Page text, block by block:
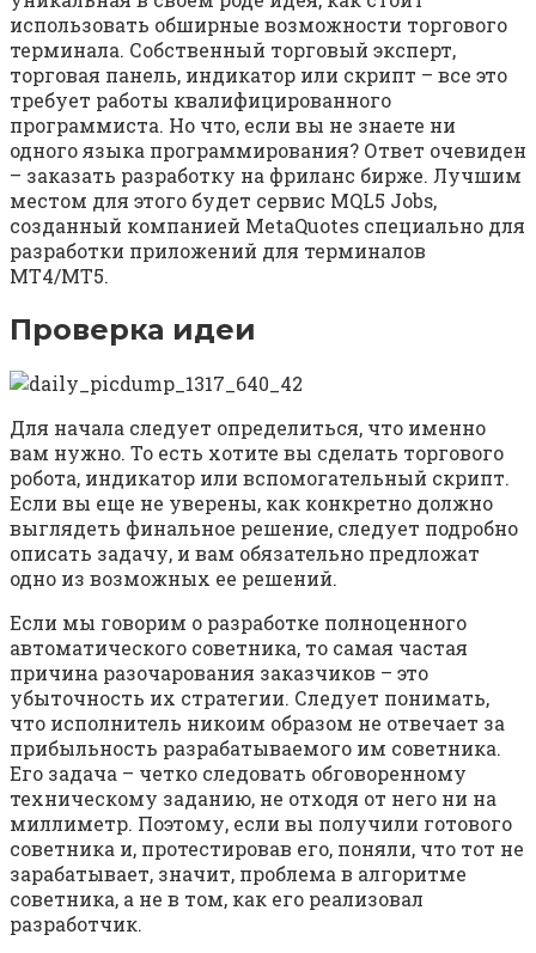
использовать обширные возможности торгового
терминала. Собственный торговый эксперт,
торговая панель, индикатор или скрипт – все это
требует работы квалифицированного
программиста. Но что, если вы не знаете ни
одного языка программирования? Ответ очевиден
– заказать разработку на фриланс бирже. Лучшим
местом для этого будет сервис MQL5 Jobs,
созданный компанией MetaQuotes специально для
разработки приложений для терминалов
MT4/MT5.
Проверка идеи
Для начала следует определиться, что именно
вам нужно. То есть хотите вы сделать торгового
робота, индикатор или вспомогательный скрипт.
Если вы еще не уверены, как конкретно должно
выглядеть финальное решение, следует подробно
описать задачу, и вам обязательно предложат
одно из возможных ее решений.
Если мы говорим о разработке полноценного
автоматического советника, то самая частая
причина разочарования заказчиков – это
убыточность их стратегии. Следует понимать,
что исполнитель никоим образом не отвечает за
прибыльность разрабатываемого им советника.
Его задача – четко следовать обговоренному
техническому заданию, не отходя от него ни на
миллиметр. Поэтому, если вы получили готового
советника и, протестировав его, поняли, что тот не
зарабатывает, значит, проблема в алгоритме
советника, а не в том, как его реализовал
разработчик.